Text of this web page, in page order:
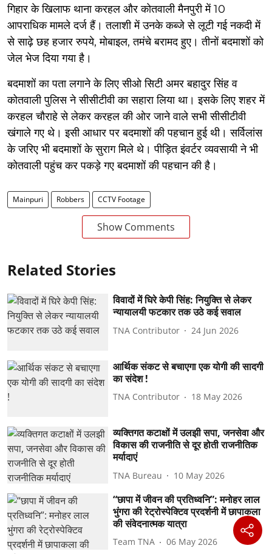
गिहार के खिलाफ थाना करहल और कोतवाली मैनपुरी में 10
आपराधिक मामले दर्ज हैं। तलाशी में उनके कब्जे से लूटी गई नकदी में
से साढ़े छह हजार रुपये, मोबाइल, तमंचे बरामद हुए। तीनों बदमाशों को
जेल भेज दिया गया है।
बदमाशों का पता लगाने के लिए सीओ सिटी अमर बहादुर सिंह व
कोतवाली पुलिस ने सीसीटीवी का सहारा लिया था। इसके लिए शहर में
करहल चौराहे से लेकर करहल की ओर जाने वाले सभी सीसीटीवी
खंगाले गए थे। इसी आधार पर बदमाशों की पहचान हुई थी। सर्विलांस
के जरिए भी बदमाशों के सुराग मिले थे। पीड़ित इंवर्टर व्यवसायी ने भी
कोतवाली पहुंच कर पकड़े गए बदमाशों की पहचान की है।
Mainpuri Robbers CCTV Footage
Show Comments
Related Stories
विवादों में घिरे केपी सिंह: नियुक्ति से लेकर
न्यायालयी फटकार तक उठे कई सवाल
TNA Contributor 24 Jun 2026
आर्थिक संकट से बचाएगा एक योगी की सादगी
का संदेश !
TNA Contributor 18 May 2026
व्यक्तिगत कटाक्षों में उलझी सपा, जनसेवा और
विकास की राजनीति से दूर होती राजनीतिक
मर्यादाएं
TNA Bureau 10 May 2026
“छापा में जीवन की प्रतिध्वनि”: ⁠मनोहर लाल
भुंगरा की रेट्रोस्पेक्टिव प्रदर्शनी में छापाकला
की संवेदनात्मक यात्रा
Team TNA 06 May 2026